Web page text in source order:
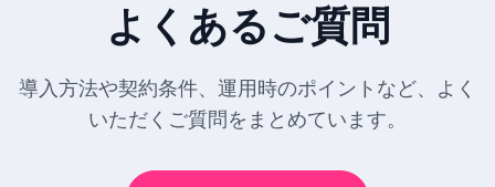
よくあるご質問
導入方法や契約条件、運用時のポイントなど、よく
いただくご質問をまとめています。